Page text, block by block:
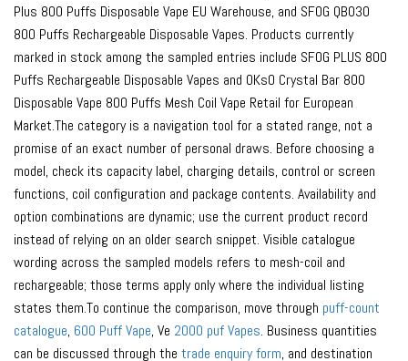
Plus 800 Puffs Disposable Vape EU Warehouse, and SFOG QB030
800 Puffs Rechargeable Disposable Vapes. Products currently
marked in stock among the sampled entries include SFOG PLUS 800
Puffs Rechargeable Disposable Vapes and OKsO Crystal Bar 800
Disposable Vape 800 Puffs Mesh Coil Vape Retail for European
Market.The category is a navigation tool for a stated range, not a
promise of an exact number of personal draws. Before choosing a
model, check its capacity label, charging details, control or screen
functions, coil configuration and package contents. Availability and
option combinations are dynamic; use the current product record
instead of relying on an older search snippet. Visible catalogue
wording across the sampled models refers to mesh-coil and
rechargeable; those terms apply only where the individual listing
states them.To continue the comparison, move through puff-count
catalogue, 600 Puff Vape, Ve 2000 puf Vapes. Business quantities
can be discussed through the trade enquiry form, and destination